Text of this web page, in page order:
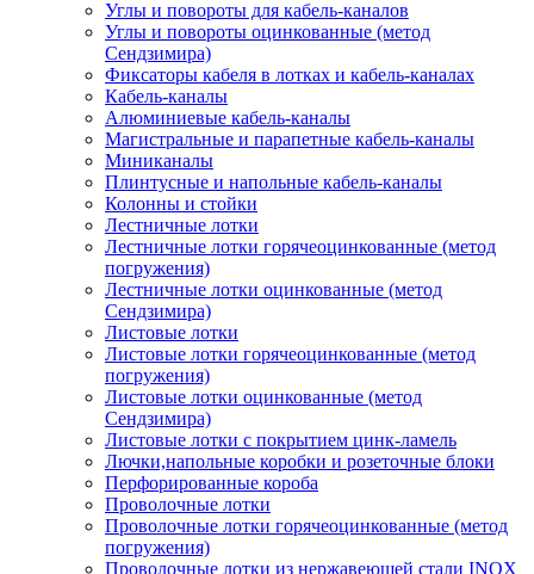
Углы и повороты для кабель-каналов
Углы и повороты оцинкованные (метод
Сендзимира)
Фиксаторы кабеля в лотках и кабель-каналах
Кабель-каналы
Алюминиевые кабель-каналы
Магистральные и парапетные кабель-каналы
Миниканалы
Плинтусные и напольные кабель-каналы
Колонны и стойки
Лестничные лотки
Лестничные лотки горячеоцинкованные (метод
погружения)
Лестничные лотки оцинкованные (метод
Сендзимира)
Листовые лотки
Листовые лотки горячеоцинкованные (метод
погружения)
Листовые лотки оцинкованные (метод
Сендзимира)
Листовые лотки с покрытием цинк-ламель
Лючки,напольные коробки и розеточные блоки
Перфорированные короба
Проволочные лотки
Проволочные лотки горячеоцинкованные (метод
погружения)
Проволочные лотки из нержавеющей стали INOX